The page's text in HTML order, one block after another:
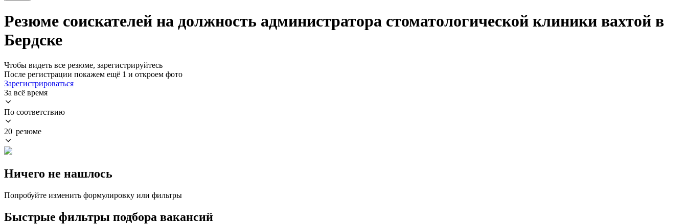
Резюме соискателей на должность администратора стоматологической клиники вахтой в
Бердске
Чтобы видеть все резюме, зарегистрируйтесь
После регистрации покажем ещё 1 и откроем фото
Зарегистрироваться
За всё время
По соответствию
20 резюме
Ничего не нашлось
Попробуйте изменить формулировку или фильтры
Быстрые фильтры подбора вакансий